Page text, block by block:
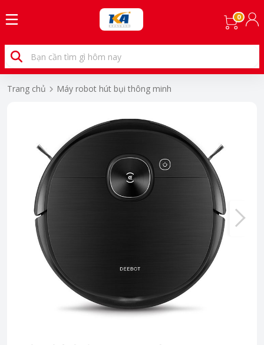
0
Trang chủ Máy robot hút bụi thông minh